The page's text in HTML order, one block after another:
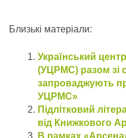
Близькі матеріали:
Український
(УЦРМС) разом зі
запроваджують
УЦРМС»
Підлітковий
від Книжкового